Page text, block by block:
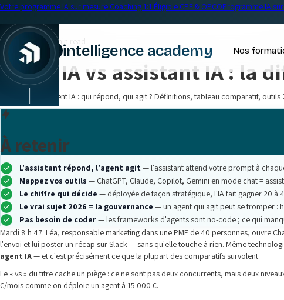
|
Votre programme IA sur mesure·Coaching 1:1·Éligible CPF & OPCOProgramme IA
intelligence academy Nos
← Blog
Formation IA
•18 min read
Agent IA vs assistant IA : la
Assistant IA vs agent IA : qui répond, qui agit ? Définitions, tableau comparatif,
À retenir
L'assistant répond, l'agent agit— l'assistant attend votre prompt à
Mappez vos outils — ChatGPT, Claude, Copilot, Gemini en mode chat =
Le chiffre qui décide — déployée de façon stratégique, l'IA fait gagner 20 à
Le vrai sujet 2026 = la gouvernance — un agent qui agit peut se tromper :
Pas besoin de coder— les frameworks d'agents sont no-code ; ce qui
Mardi 8 h 47. Léa, responsable marketing dans une PME de 40 personnes, ouvre
l'envoi et lui poster un récap sur Slack — sans qu'elle touche à rien. Même
agent IA— et c'est précisément ce que la plupart des comparatifs survolent.
Le « vs » du titre cache un piège : ce ne sont pas deux concurrents, mais deux
€/mois comme on déploie un agent à 15 000 €.